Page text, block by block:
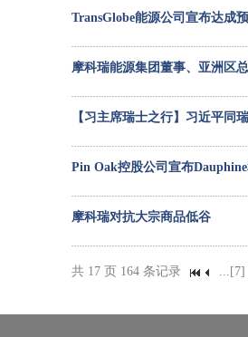
TransGlobe能源公司宣布达成
摩科瑞能源集团董事、亚洲区
【习主席瑞士之行】习近平同
Pin Oak控股公司宣布
摩科瑞对抗大宗商品低谷
共 17 页 164 条记录 ... [7]